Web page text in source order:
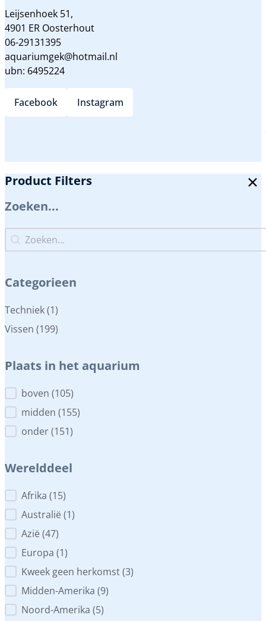
Leijsenhoek 51,
4901 ER Oosterhout
06-29131395
aquariumgek@hotmail.nl
ubn: 6495224
Facebook Instagram
Product Filters
Zoeken...
Zoeken...
Zoeken...
Categorieen
Categorieen
Techniek(1)
Vissen (199)
Plaats in het aquarium
Plaats in het aquarium
boven (105)
midden (155)
onder(151)
Werelddeel
Werelddeel
Afrika (15)
Australië (1)
Azië (47)
Europa (1)
Kweek geen herkomst(3)
Midden-Amerika (9)
Noord-Amerika (5)